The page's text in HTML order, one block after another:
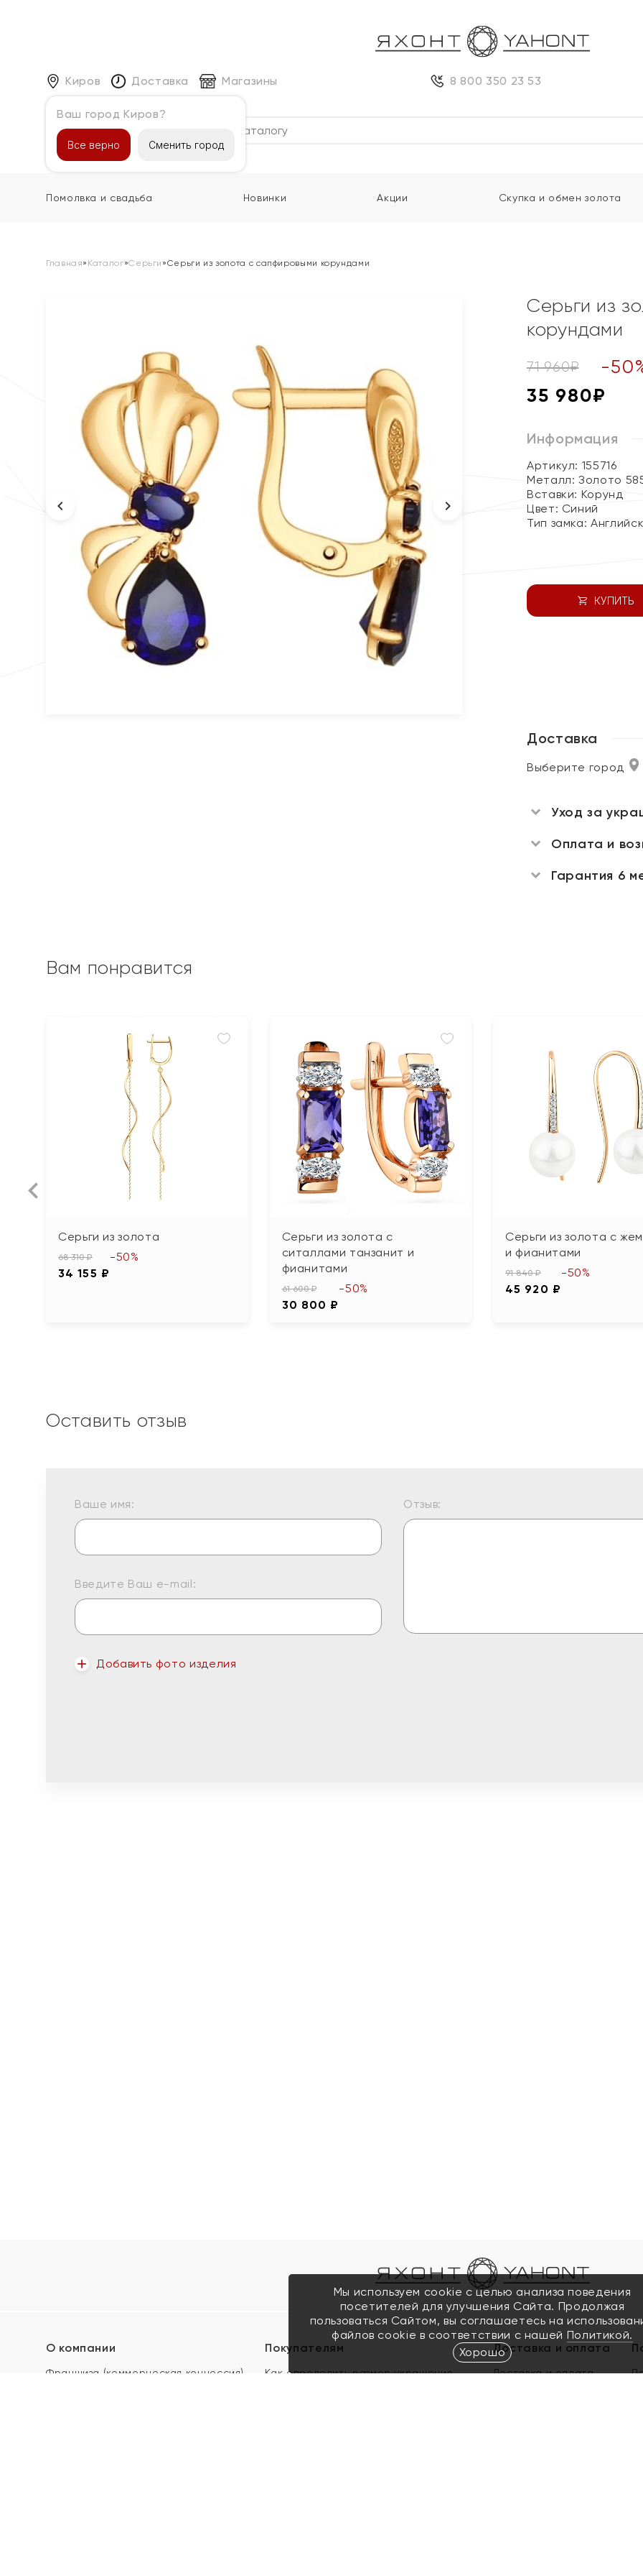
Киров
Ваш город Киров?
Все верно Сменить город
Доставка Магазины 8 800 350 23 53
Каталог
Помолвка и свадьба Новинки Акции Скупка и обмен золота
Главная» Каталог»Серьги »Серьги из золота с сапфировыми корундами
Серьги из
корундами
71 960₽ -50
35 980₽
Информация
Артикул: 155716
Металл:Золото
Вставки: Корунд
Цвет: Синий
Тип замка:
КУПИТЬ
Доставка
Выберите город
Уход за
Оплата и
Гарантия 6
Вам понравится
Серьги из золота
68 310 ₽
34 155 ₽
-50%
Серьги из золота с
ситаллами танзанит и
фианитами
61 600 ₽
30 800 ₽
-50%
Серьги из золота с
и фианитами
91 840 ₽
45 920 ₽
-50%
Оставить отзыв
Ваше имя:
Введите Ваш e-mail:
Добавить фото изделия
Отзыв:
О компании
Франшиза (коммерческая концессия)
Покупателям
Как определить размер украшения
Доставка и оплата
Доставка и оплата
Мы используем cookie с целью анализа поведения
посетителей для улучшения Сайта. Продолжая
пользоваться Сайтом, вы соглашаетесь на
файлов cookie в соответствии с нашей Политикой.
Хорошо